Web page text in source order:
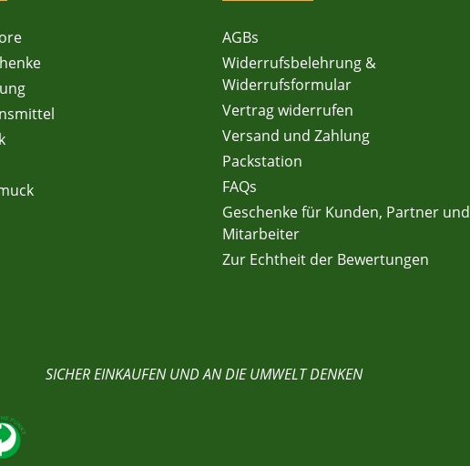
AGBs
Widerrufsbelehrung &
Widerrufsformular
Vertrag widerrufen
Versand und Zahlung
Packstation
FAQs
Geschenke für Kunden, Partner und
Mitarbeiter
Zur Echtheit der Bewertungen
SICHER EINKAUFEN UND AN DIE UMWELT DENKEN